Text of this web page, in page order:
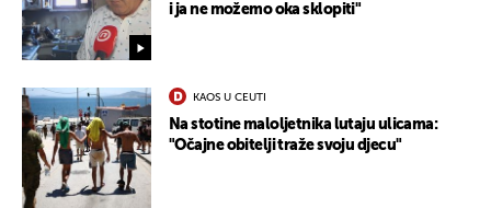
i ja ne možemo oka sklopiti"
KAOS U CEUTI
Na stotine maloljetnika lutaju ulicama:
"Očajne obitelji traže svoju djecu"